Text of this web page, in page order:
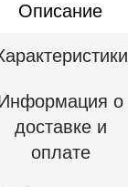
Описание
о
доставке и
оплате